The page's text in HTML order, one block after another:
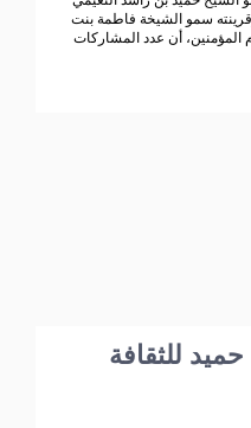
سمو الشيخة فاطمة بنت
المؤمنين، أن عدد المشاركات
عقده مجلس أمناء الجائزة
للثقافة